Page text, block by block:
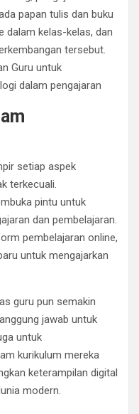
papan tulis dan buku
dalam kelas-kelas, dan
tersebut.
Guru untuk
dalam pengajaran
setiap aspek
terkecuali.
pintu untuk
dan pembelajaran.
pembelajaran online,
untuk mengajarkan
guru pun semakin
jawab untuk
untuk
kurikulum mereka
keterampilan digital
modern.